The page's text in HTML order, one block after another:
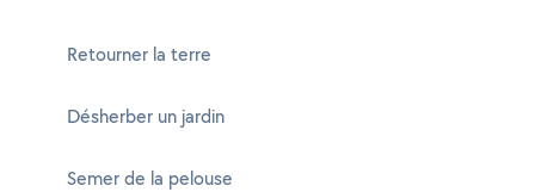
Retourner la terre
Désherber un jardin
Semer de la pelouse